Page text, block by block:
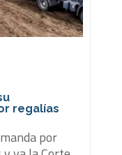
regalías
por